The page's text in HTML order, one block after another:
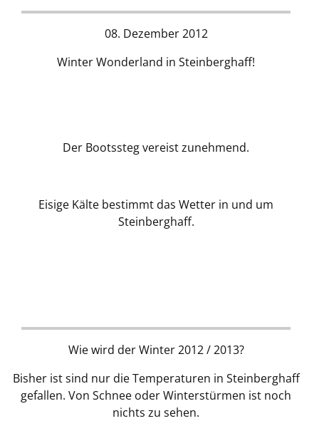
08. Dezember 2012
Winter Wonderland in Steinberghaff!
Der Bootssteg vereist zunehmend.
Eisige Kälte bestimmt das Wetter in und um
Steinberghaff.
Wie wird der Winter 2012 / 2013?
Bisher ist sind nur die Temperaturen in Steinberghaff
gefallen. Von Schnee oder Winterstürmen ist noch
nichts zu sehen.